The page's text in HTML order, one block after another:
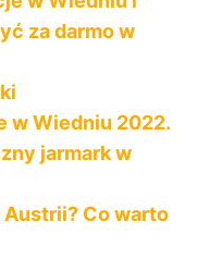
za darmo w
w Wiedniu 2022.
jarmark w
Austrii? Co warto